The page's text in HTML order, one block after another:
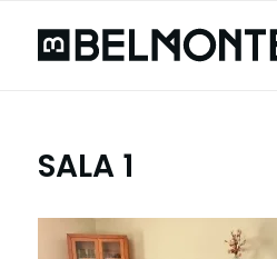
SALA 1